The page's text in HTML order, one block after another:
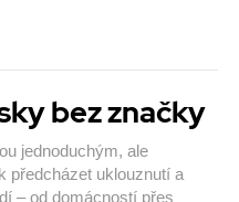
bez značky
jednoduchým, ale
předcházet uklouznutí a
– od domácností přes